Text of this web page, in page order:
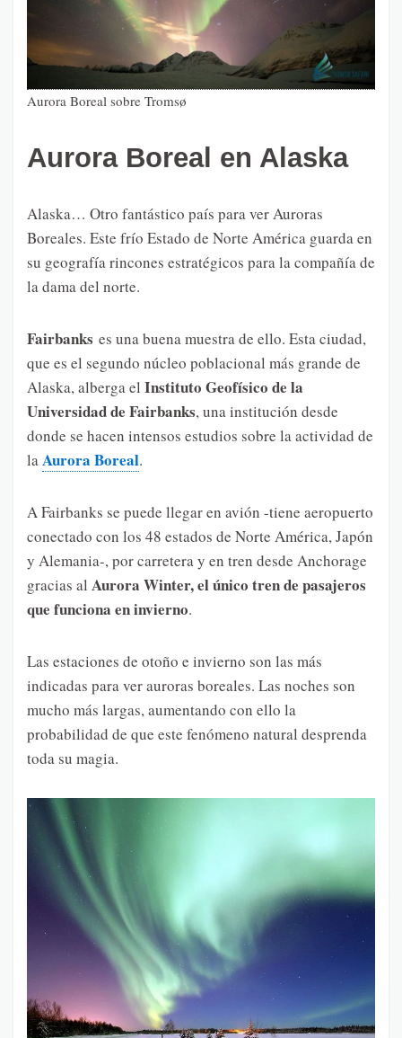
Aurora Boreal sobre Tromsø
Aurora Boreal en Alaska
Alaska… Otro fantástico país para ver Auroras
Boreales. Este frío Estado de Norte América guarda en
su geografía rincones estratégicos para la compañía de
la dama del norte.
Fairbanks es una buena muestra de ello. Esta ciudad,
que es el segundo núcleo poblacional más grande de
Alaska, alberga el Instituto Geofísico de la
Universidad de Fairbanks, una institución desde
donde se hacen intensos estudios sobre la actividad de
laAurora Boreal.
A Fairbanks se puede llegar en avión -tiene aeropuerto
conectado con los 48 estados de Norte América, Japón
y Alemania-, por carretera y en tren desde Anchorage
gracias al Aurora Winter, el único tren de pasajeros
que funciona en invierno.
Las estaciones de otoño e invierno son las más
indicadas para ver auroras boreales. Las noches son
mucho más largas, aumentando con ello la
probabilidad de que este fenómeno natural desprenda
toda su magia.